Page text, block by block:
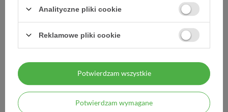
DARMOWA DOSTAWA
Już od 149 zł !
DOŚWIADCZENIE
Legalna apteka od 2006 r.
ZAUFANIE
Analityczne pliki cookie
Reklamowe pliki cookie
Potwierdzam wymagane
Potwierdzam wszystkie